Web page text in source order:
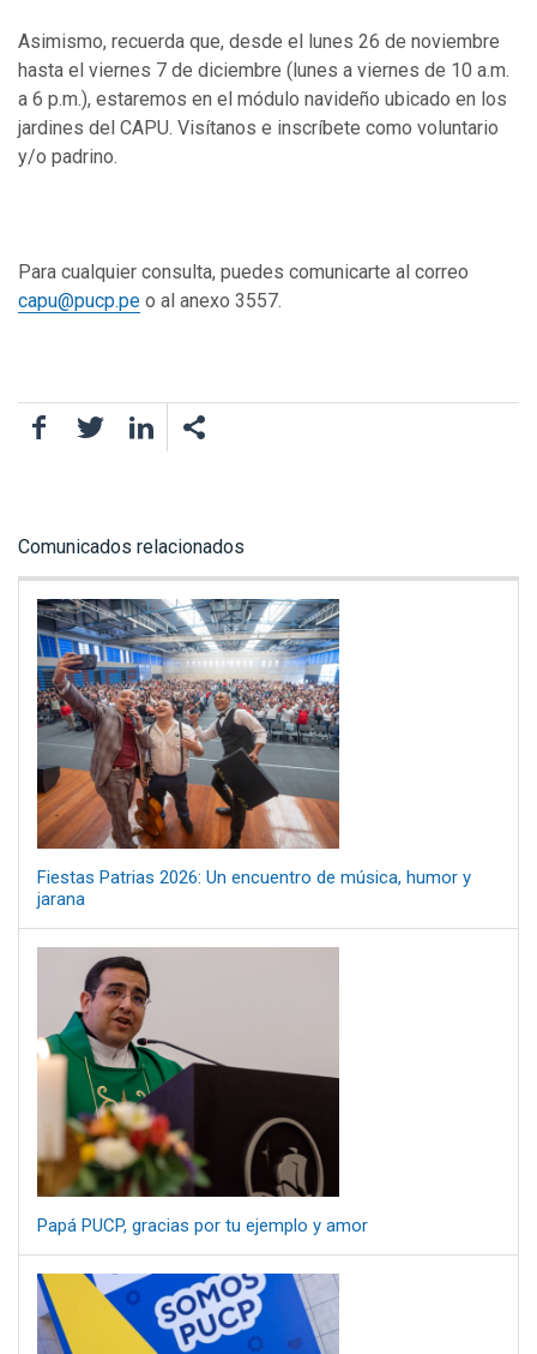
Asimismo, recuerda que, desde el lunes 26 de noviembre
hasta el viernes 7 de diciembre (lunes a viernes de 10 a.m.
a 6 p.m.), estaremos en el módulo navideño ubicado en los
jardines del CAPU. Visítanos e inscríbete como voluntario
y/o padrino.
Para cualquier consulta, puedes comunicarte al correo
capu@pucp.pe o al anexo 3557.
FacebookTwitter LinkedIn
Comunicados relacionados
Fiestas Patrias 2026: Un encuentro de música, humor y
jarana
Papá PUCP, gracias por tu ejemplo y amor